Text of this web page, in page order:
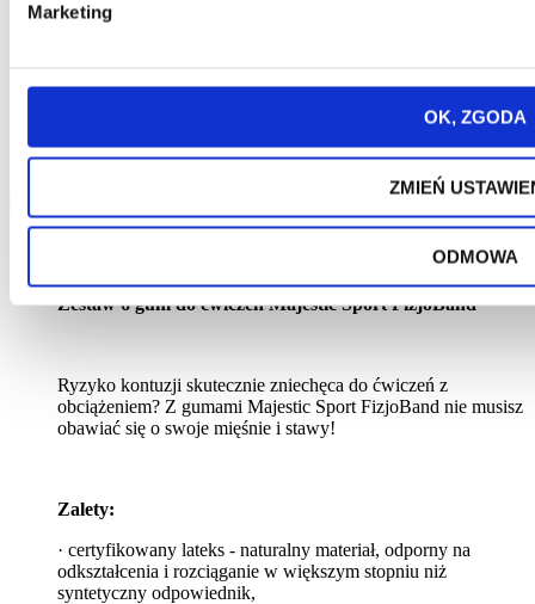
Marketing
OK, ZGODA
ZMIEŃ
ODMOWA
Zestaw 6 gum do ćwiczeń Majestic Sport FizjoBand
Ryzyko kontuzji skutecznie zniechęca do ćwiczeń z
obciążeniem? Z gumami Majestic Sport FizjoBand nie musisz
obawiać się o swoje mięśnie i stawy!
Zalety:
· certyfikowany lateks - naturalny materiał, odporny na
odkształcenia i rozciąganie w większym stopniu niż
syntetyczny odpowiednik,